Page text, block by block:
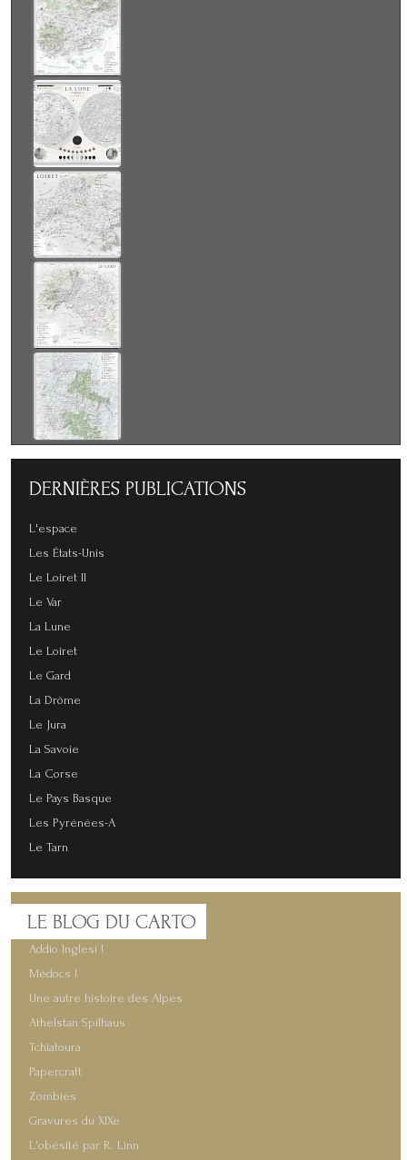
DERNIÈRES PUBLICATIONS
L'espace
Les États-Unis
Le Loiret II
Le Var
La Lune
Le Loiret
Le Gard
La Drôme
Le Jura
La Savoie
La Corse
Le Pays Basque
Les Pyrénées-A
Le Tarn
LE BLOG DU CARTO
Addio Inglesi !
Médocs !
Une autre histoire des Alpes
Athelstan Spilhaus
Tchiatoura
Papercraft
Zombies
Gravures du XIXe
L'obésité par R. Linn